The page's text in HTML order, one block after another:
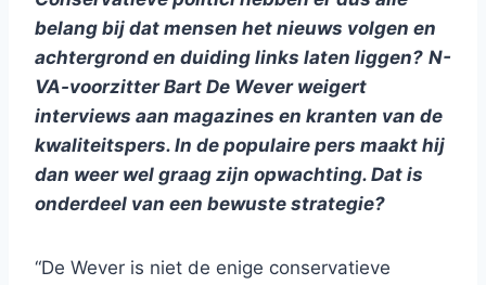
belang bij dat mensen het nieuws volgen en
achtergrond en duiding links laten liggen? N-
VA-voorzitter Bart De Wever weigert
interviews aan magazines en kranten van de
kwaliteitspers. In de populaire pers maakt hij
dan weer wel graag zijn opwachting. Dat is
onderdeel van een bewuste strategie?
“De Wever is niet de enige conservatieve